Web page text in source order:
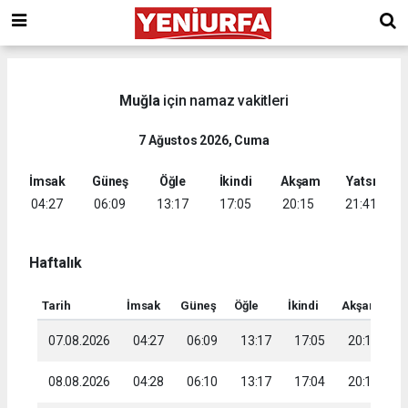
Muğla için namaz vakitleri
7 Ağustos 2026, Cuma
İmsak
04:27
Güneş
06:09
Öğle
13:17
İkindi
17:05
Akşam
20:15
Yatsı
21:41
Haftalık
Tarih İmsak Güneş Öğle İkindi Akşam
07.08.2026 04:27 06:09 13:17 17:05 20:15
08.08.2026 04:28 06:10 13:17 17:04 20:14